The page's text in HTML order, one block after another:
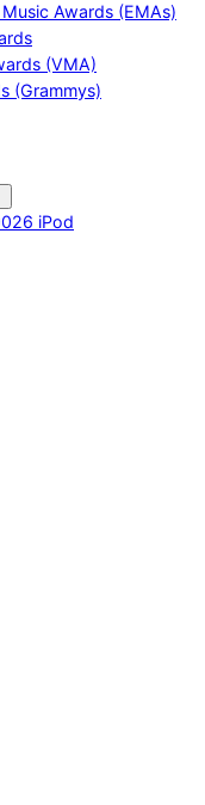
Awards (EMAs)
(VMA)
(Grammys)
iPod